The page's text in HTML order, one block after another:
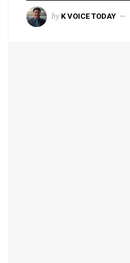
by K VOICE TODAY